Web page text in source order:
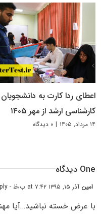
اعطای ردا کارت به دانشجویان
کارشناسی ارشد از مهر ۱۴۰۵
۱۴ مرداد, ۱۴۰۵ | ۰ دیدگاه
One دیدگاه
امین آذر ۱۵, ۱۳۹۵ at ۷:۴۲ ب٫ظ - Reply
با عرض خسته نباشید…آیا